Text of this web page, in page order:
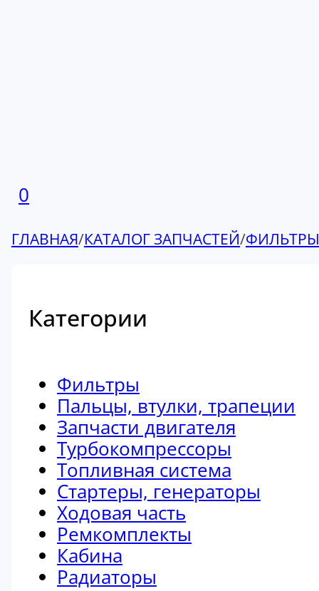
0
ГЛАВНАЯ/КАТАЛОГ ЗАПЧАСТЕЙ/ФИЛЬТРЫ
Категории
Фильтры
Пальцы, втулки, трапеции
Запчасти двигателя
Турбокомпрессоры
Топливная система
Стартеры, генераторы
Ходовая часть
Ремкомплекты
Кабина
Радиаторы